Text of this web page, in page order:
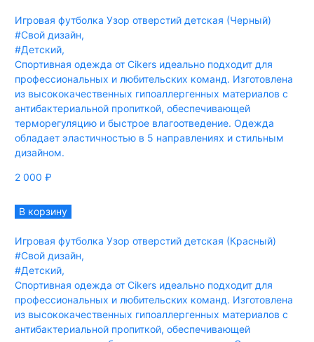
Игровая футболка Узор отверстий детская (Черный)
#Свой дизайн,
#Детский,
Спортивная одежда от Cikers идеально подходит для
профессиональных и любительских команд. Изготовлена
из высококачественных гипоаллергенных материалов с
антибактериальной пропиткой, обеспечивающей
терморегуляцию и быстрое влагоотведение. Одежда
обладает эластичностью в 5 направлениях и стильным
дизайном.
2 000 ₽
В корзину
Игровая футболка Узор отверстий детская (Красный)
#Свой дизайн,
#Детский,
Спортивная одежда от Cikers идеально подходит для
профессиональных и любительских команд. Изготовлена
из высококачественных гипоаллергенных материалов с
антибактериальной пропиткой, обеспечивающей